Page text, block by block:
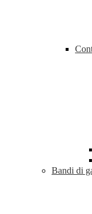
Bandi di